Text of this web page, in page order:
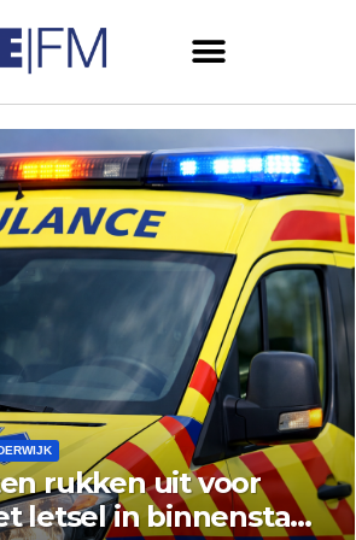
NIEUWS NIEUWS ERMELO
Gemeente Ermelo wijst
vishandel af: